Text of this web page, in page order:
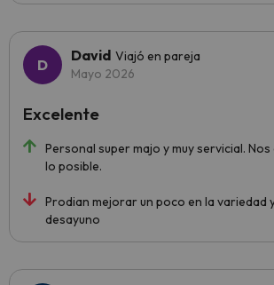
David Viajó en pareja
Mayo 2026
Personal super majo y muy servicial.
lo posible.
Prodian mejorar un poco en la variedad
desayuno
Excelente